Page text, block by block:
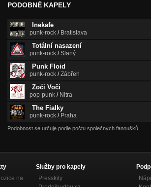
PODOBNÉ KAPELY
Inekafe
punk-rock / Bratislava
Totální nasazení
punk-rock /Slaný
Punk Floid
punk-rock /Zábřeh
Zoči Voči
pop-punk / Nitra
The Fialky
punk-rock / Praha
Podobnost se určuje podle počtu společných fanoušků.
na
Služby pro kapely
Presskity